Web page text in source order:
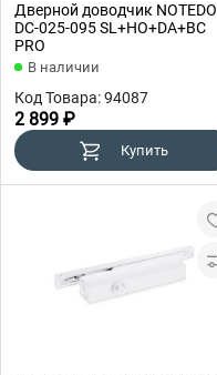
Дверной доводчик NOTEDO
DC-025-095 SL+HO+DA+BC
PRO
В наличии
Код Товара: 94087
2 899 ₽
Купить